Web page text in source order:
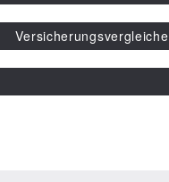
Versicherungsvergleiche